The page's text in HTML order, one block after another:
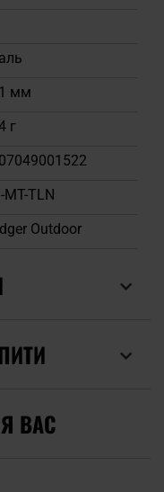
мм
г
MT-TLN
Outdoor
ВАС